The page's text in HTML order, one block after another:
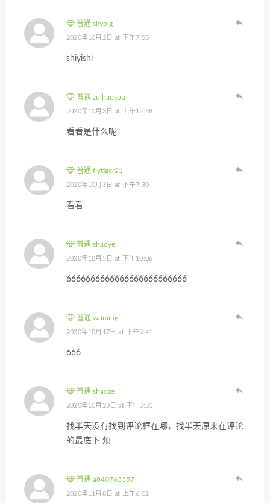
普通 skypig
2020年10月2日 at 下午7:53
shiyishi
普通 zuihaosou
2020年10月3日 at 上午12:58
看看是什么呢
普通 flytiger21
2020年10月3日 at 下午7:30
看看
普通 shaoye
2020年10月5日 at 下午10:06
6666666666666666666666666
普通 wuming
2020年10月17日 at 下午9:41
666
普通 shaoze
2020年10月23日 at 下午3:31
找半天没有找到评论框在哪，找半天原来在评论
的最底下 烦
普通 a840763357
2020年11月8日 at 上午6:02